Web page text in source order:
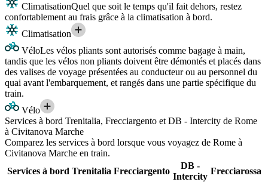
ClimatisationQuel que soit le temps qu'il fait dehors, restez
confortablement au frais grâce à la climatisation à bord.
Climatisation
VéloLes vélos pliants sont autorisés comme bagage à main,
tandis que les vélos non pliants doivent être démontés et placés dans
des valises de voyage présentées au conducteur ou au personnel du
quai avant l'embarquement, et rangés dans une partie spécifique du
train.
Vélo
Services à bord Trenitalia, Frecciargento et DB - Intercity de Rome
à Civitanova Marche
Comparez les services à bord lorsque vous voyagez de Rome à
Civitanova Marche en train.
Services à bord Trenitalia Frecciargento
DB -
Intercity
Frecciarossa